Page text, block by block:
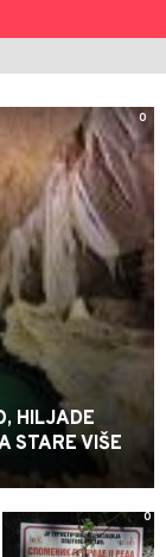
0
HILJADE
STARE VIŠE
0